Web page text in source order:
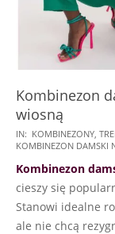
Kombinezon
wiosną
2024-
05-
03
IN: KOMBINEZONY
KOMBINEZON DAMSKI
Kombinezon
cieszy się
Stanowi idealne
ale nie chcą